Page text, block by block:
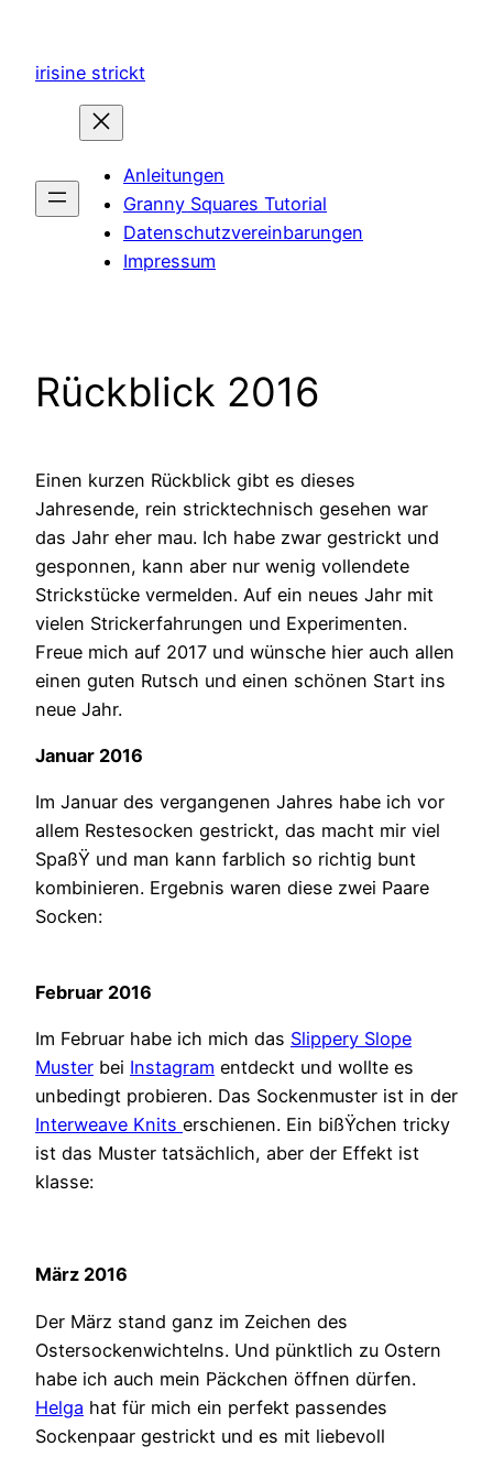
springen
irisine strickt
Anleitungen
Granny Squares Tutorial
Datenschutzvereinbarungen
Impressum
Rückblick 2016
Einen kurzen Rückblick gibt es dieses
Jahresende, rein stricktechnisch gesehen war
das Jahr eher mau. Ich habe zwar gestrickt und
gesponnen, kann aber nur wenig vollendete
Strickstücke vermelden. Auf ein neues Jahr mit
vielen Strickerfahrungen und Experimenten.
Freue mich auf 2017 und wünsche hier auch allen
einen guten Rutsch und einen schönen Start ins
neue Jahr.
Januar 2016
Im Januar des vergangenen Jahres habe ich vor
allem Restesocken gestrickt, das macht mir viel
SpaßŸ und man kann farblich so richtig bunt
kombinieren. Ergebnis waren diese zwei Paare
Socken:
Februar 2016
Im Februar habe ich mich das Slippery Slope
Muster bei Instagram entdeckt und wollte es
unbedingt probieren. Das Sockenmuster ist in der
Interweave Knits erschienen. Ein bißŸchen tricky
ist das Muster tatsächlich, aber der Effekt ist
klasse:
März 2016
Der März stand ganz im Zeichen des
Ostersockenwichtelns. Und pünktlich zu Ostern
habe ich auch mein Päckchen öffnen dürfen.
Helga hat für mich ein perfekt passendes
Sockenpaar gestrickt und es mit liebevoll